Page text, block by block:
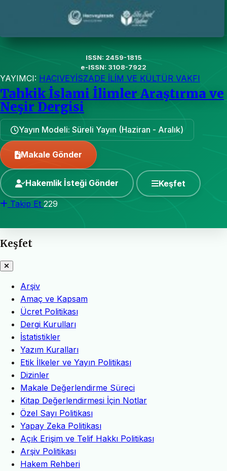
ISSN: 2459-1815
e-ISSN: 3108-7922
YAYIMCI: HACIVEYİSZADE İLİM VE KÜLTÜR VAKFI
Tahkik İslami İlimler Araştırma ve
Neşir Dergisi
Yayın Modeli: Süreli Yayın (Haziran - Aralık)
Makale Gönder
Hakemlik İsteği Gönder Keşfet
Takip Et 229
Keşfet
Arşiv
Amaç ve Kapsam
Ücret Politikası
Dergi Kurulları
İstatistikler
Yazım Kuralları
Etik İlkeler ve Yayın Politikası
Dizinler
Makale Değerlendirme Süreci
Kitap Değerlendirmesi İçin Notlar
Özel Sayı Politikası
Yapay Zeka Politikası
Açık Erişim ve Telif Hakkı Politikası
Arşiv Politikası
Hakem Rehberi